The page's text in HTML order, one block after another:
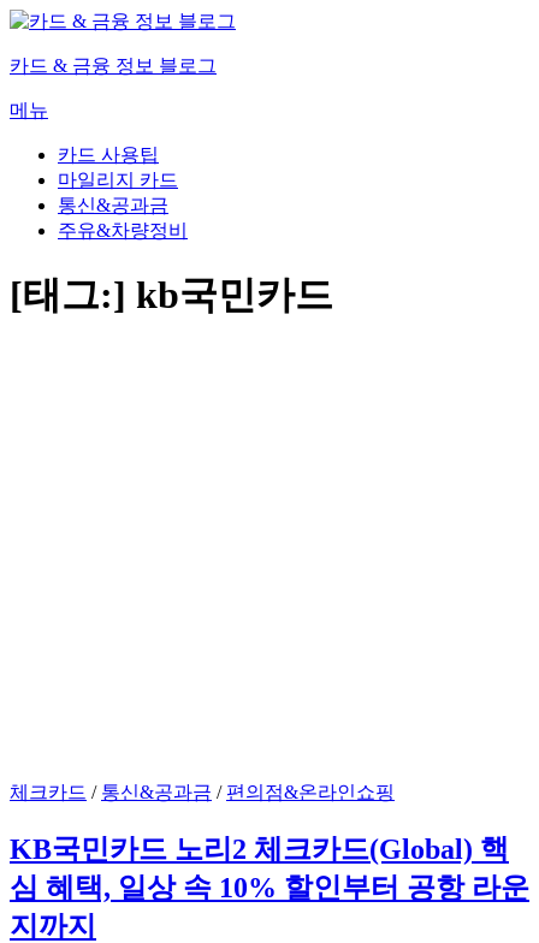
내
으
바
카드 & 금융 정보 블로그
메뉴
카드 사용팁
마일리지 카드
통신&공과금
주유&차량정비
[태그:] kb국민카드
체크카드 / 통신&공과금 / 편의점&온라인쇼핑
KB국민카드 노리2 체크카드(Global) 핵
심 혜택, 일상 속 10% 할인부터 공항 라운
지까지